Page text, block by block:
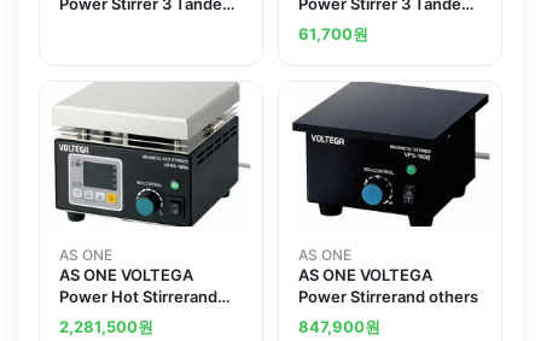
Type 450 x 111mmand
others
61,700원
AS ONE
AS ONE VOLTEGA
Power Hot Stirrerand
others
2,281,500원
AS ONE
AS ONE VOLTEGA
Power Stirrerand others
847,900원